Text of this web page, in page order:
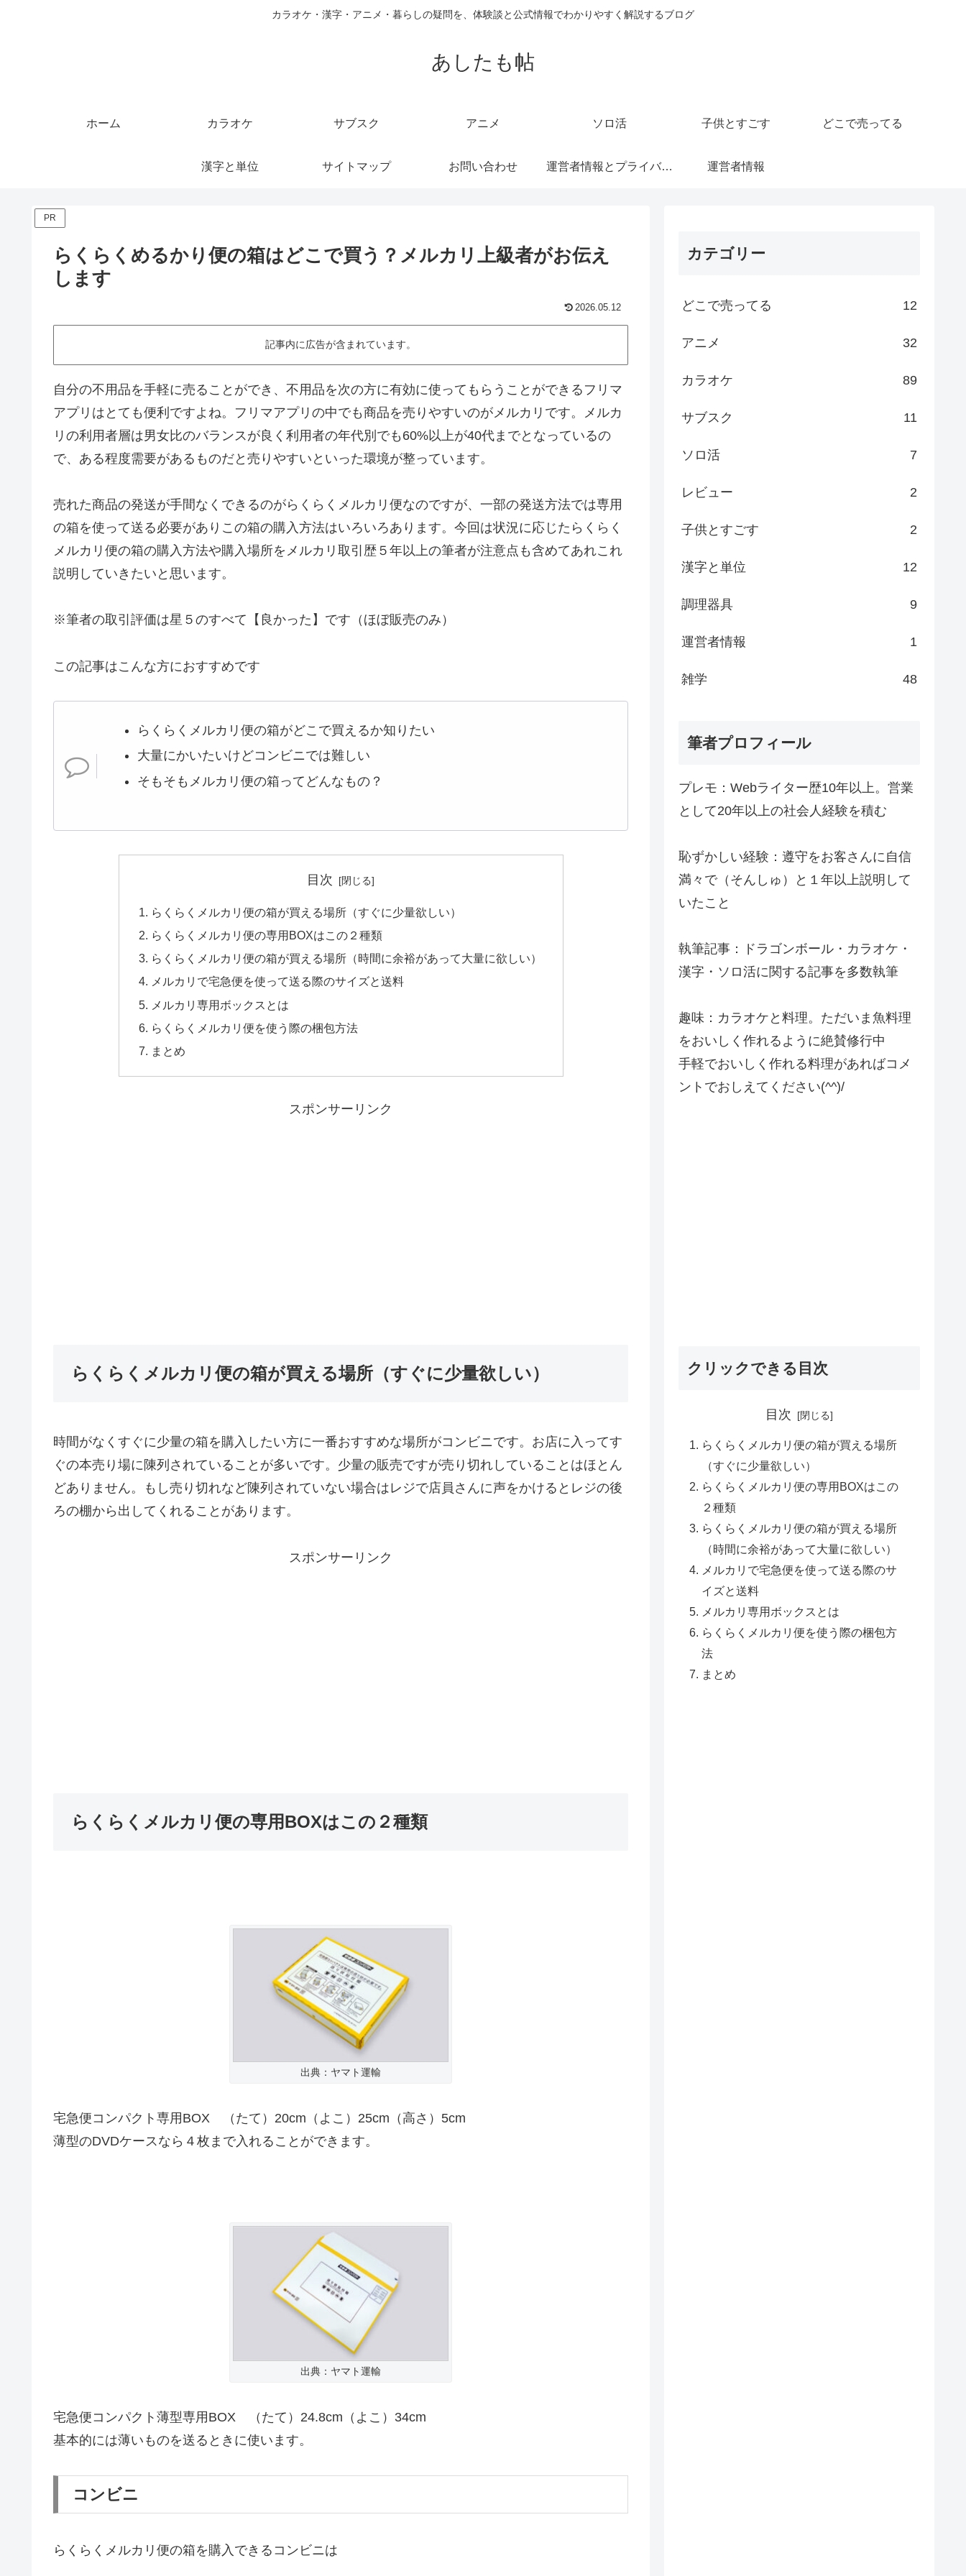
カラオケ・漢字・アニメ・暮らしの疑問を、体験談と公式情報でわかりやすく解説するブログ
あしたも帖
ホーム カラオケ サブスク アニメ ソロ活 子供とすごす どこで売ってる
漢字と単位 サイトマップ お問い合わせ 運営者情報とプライバシーポリシー 運営者情報
PR
らくらくめるかり便の箱はどこで買う？メルカリ上級者がお伝え
します
2026.05.12
記事内に広告が含まれています。
自分の不用品を手軽に売ることができ、不用品を次の方に有効に使ってもらうことができるフリマ
アプリはとても便利ですよね。フリマアプリの中でも商品を売りやすいのがメルカリです。メルカ
リの利用者層は男女比のバランスが良く利用者の年代別でも60%以上が40代までとなっているの
で、ある程度需要があるものだと売りやすいといった環境が整っています。
売れた商品の発送が手間なくできるのがらくらくメルカリ便なのですが、一部の発送方法では専用
の箱を使って送る必要がありこの箱の購入方法はいろいろあります。今回は状況に応じたらくらく
メルカリ便の箱の購入方法や購入場所をメルカリ取引歴５年以上の筆者が注意点も含めてあれこれ
説明していきたいと思います。
※筆者の取引評価は星５のすべて【良かった】です（ほぼ販売のみ）
この記事はこんな方におすすめです
らくらくメルカリ便の箱がどこで買えるか知りたい
大量にかいたいけどコンビニでは難しい
そもそもメルカリ便の箱ってどんなもの？
目次
らくらくメルカリ便の箱が買える場所（すぐに少量欲しい）
らくらくメルカリ便の専用BOXはこの２種類
らくらくメルカリ便の箱が買える場所（時間に余裕があって大量に欲しい）
メルカリで宅急便を使って送る際のサイズと送料
メルカリ専用ボックスとは
らくらくメルカリ便を使う際の梱包方法
まとめ
スポンサーリンク
らくらくメルカリ便の箱が買える場所（すぐに少量欲しい）
時間がなくすぐに少量の箱を購入したい方に一番おすすめな場所がコンビニです。お店に入ってす
ぐの本売り場に陳列されていることが多いです。少量の販売ですが売り切れしていることはほとん
どありません。もし売り切れなど陳列されていない場合はレジで店員さんに声をかけるとレジの後
ろの棚から出してくれることがあります。
スポンサーリンク
らくらくメルカリ便の専用BOXはこの２種類
出典：ヤマト運輸
宅急便コンパクト専用BOX （たて）20cm（よこ）25cm（高さ）5cm
薄型のDVDケースなら４枚まで入れることができます。
出典：ヤマト運輸
宅急便コンパクト薄型専用BOX （たて）24.8cm（よこ）34cm
基本的には薄いものを送るときに使います。
コンビニ
らくらくメルカリ便の箱を購入できるコンビニは
カテゴリー
どこで売ってる 12
アニメ 32
カラオケ 89
サブスク 11
ソロ活 7
レビュー 2
子供とすごす 2
漢字と単位 12
調理器具 9
運営者情報 1
雑学 48
筆者プロフィール
プレモ：Webライター歴10年以上。営業
として20年以上の社会人経験を積む
恥ずかしい経験：遵守をお客さんに自信
満々で（そんしゅ）と１年以上説明して
いたこと
執筆記事：ドラゴンボール・カラオケ・
漢字・ソロ活に関する記事を多数執筆
趣味：カラオケと料理。ただいま魚料理
をおいしく作れるように絶賛修行中
手軽でおいしく作れる料理があればコメ
ントでおしえてください(^^)/
クリックできる目次
目次
らくらくメルカリ便の箱が買える場所
（すぐに少量欲しい）
らくらくメルカリ便の専用BOXはこの
２種類
らくらくメルカリ便の箱が買える場所
（時間に余裕があって大量に欲しい）
メルカリで宅急便を使って送る際のサ
イズと送料
メルカリ専用ボックスとは
らくらくメルカリ便を使う際の梱包方
法
まとめ